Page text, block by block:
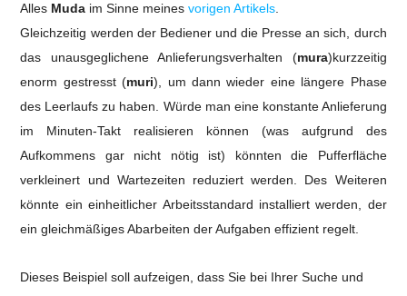
Alles Muda im Sinne meines vorigen Artikels
Gleichzeitig werden der Bediener und die Presse an sich, durch
das unausgeglichene Anlieferungsverhalten (mura)kurzzeitig
enorm gestresst (muri), um dann wieder eine längere Phase
des Leerlaufs zu haben. Würde man eine konstante Anlieferung
im Minuten-Takt realisieren können (was aufgrund des
Aufkommens gar nicht nötig ist) könnten die Pufferfläche
verkleinert und Wartezeiten reduziert werden. Des Weiteren
könnte ein einheitlicher Arbeitsstandard installiert werden, der
ein gleichmäßiges Abarbeiten der Aufgaben effizient regelt.
Dieses Beispiel soll aufzeigen, dass Sie bei Ihrer Suche und